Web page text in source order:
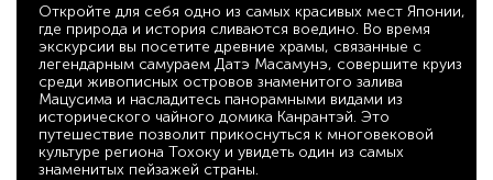
Откройте для себя одно из самых красивых мест Японии,
где природа и история сливаются воедино. Во время
экскурсии вы посетите древние храмы, связанные с
легендарным самураем Датэ Масамунэ, совершите круиз
среди живописных островов знаменитого залива
Мацусима и насладитесь панорамными видами из
исторического чайного домика Канрантэй. Это
путешествие позволит прикоснуться к многовековой
культуре региона Тохоку и увидеть один из самых
знаменитых пейзажей страны.